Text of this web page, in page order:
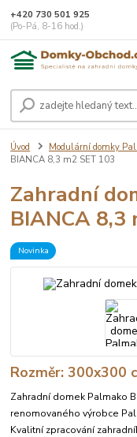
+420 730 501 925
(Po-Pá, 8-16 hod.)
Úvod Modulární domky
BIANCA 8,3 m2 SET 103
Zahradní
BIANCA 8,3
Novinka
Rozměr: 300x300
Zahradní domek Palmako
renomovaného výrobce
Kvalitní zpracování